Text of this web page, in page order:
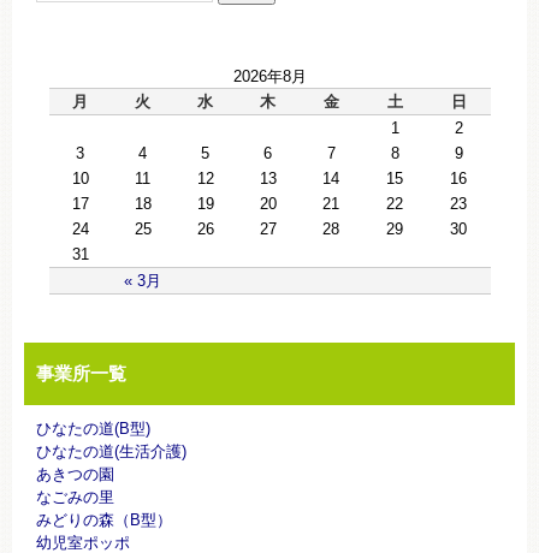
2026年8月
月
火 水 木 金 土 日
« 3月
1
2
3
4 5 6 7 8
9
10
11 12 13 14 15
16
17
18 19 20 21 22
23
24
25 26 27 28 29
30
31
事業所一覧
ひなたの道(B型)
ひなたの道(生活介護)
あきつの園
なごみの里
みどりの森（B型）
幼児室ポッポ